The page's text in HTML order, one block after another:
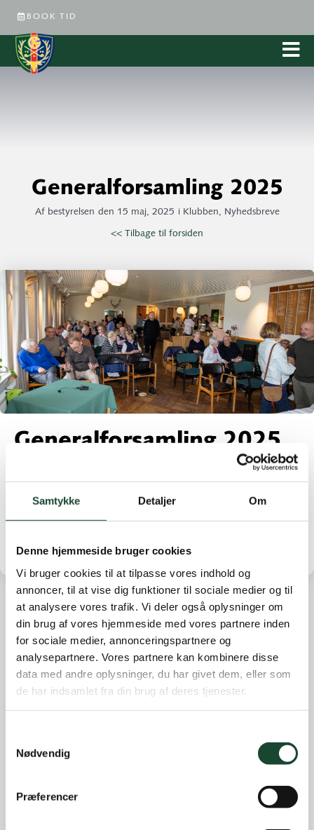
Samtykke Detaljer Om
Denne hjemmeside bruger cookies
Vi bruger cookies til at tilpasse vores indhold og
annoncer, til at vise dig funktioner til sociale medier og til
at analysere vores trafik. Vi deler også oplysninger om
din brug af vores hjemmeside med vores partnere inden
for sociale medier, annonceringspartnere og
analysepartnere. Vores partnere kan kombinere disse
data med andre oplysninger, du har givet dem, eller som
de har indsamlet fra din brug af deres tjenester.
Nødvendig
Præferencer
BOOK TID
Generalforsamling 2025
Afbestyrelsen den 15 maj, 2025 i Klubben, Nyhedsbreve
<< Tilbage til forsiden
Generalforsamling 2025
Referat_GF_april_2025 Download
Andre nyheder
Banearbejde
Banestatus
Eliten
Juniorerne